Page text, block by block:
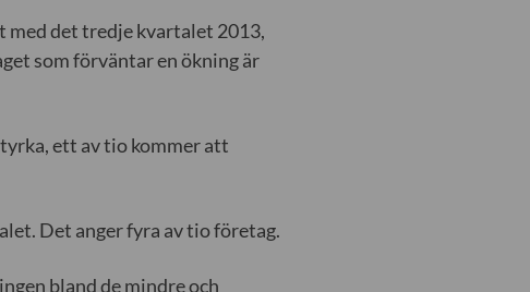
med det tredje kvartalet 2013,
som förväntar en ökning är
ett av tio kommer att
Det anger fyra av tio företag.
bland de mindre och